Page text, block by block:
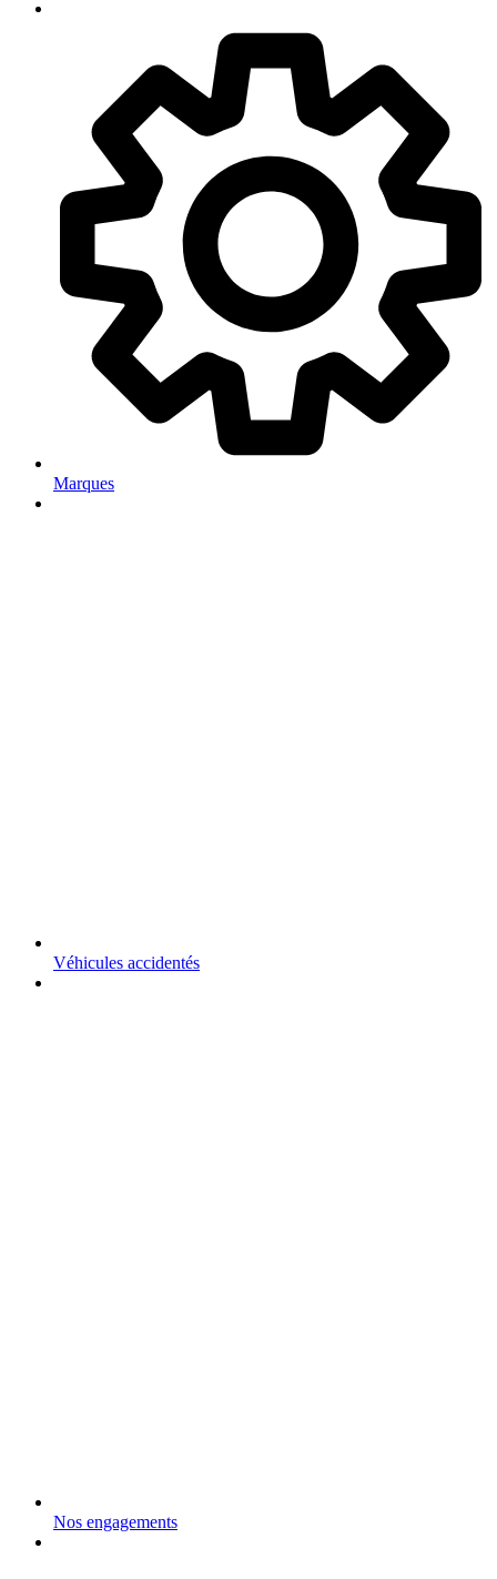
Marques
Véhicules accidentés
Nos engagements